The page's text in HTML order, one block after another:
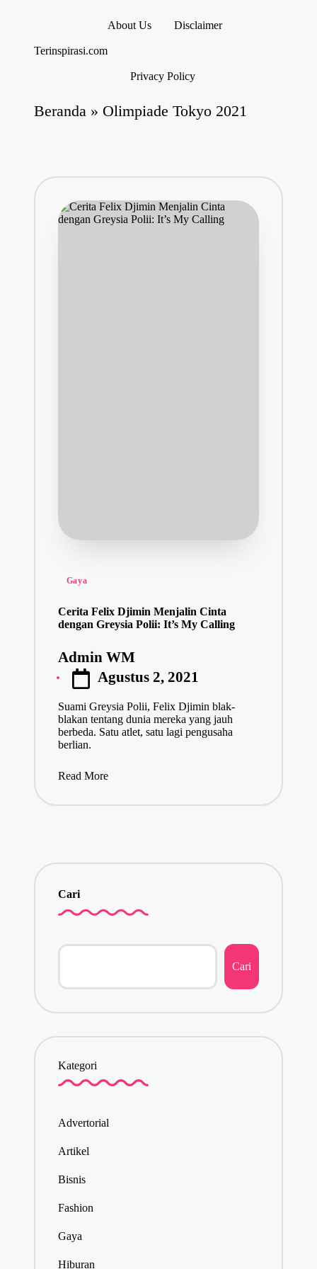
Terinspirasi.com
About Us Disclaimer
Privacy Policy
Beranda » Olimpiade Tokyo 2021
Posted
Gaya
Cerita Felix Djimin Menjalin Cinta
dengan Greysia Polii: It’s My Calling
Posted
by
Admin WM
Agustus 2, 2021
Suami Greysia Polii, Felix Djimin blak-
blakan tentang dunia mereka yang jauh
berbeda. Satu atlet, satu lagi pengusaha
berlian.
Read More
Cari
Cari
Kategori
Advertorial
Artikel
Bisnis
Fashion
Gaya
Hiburan